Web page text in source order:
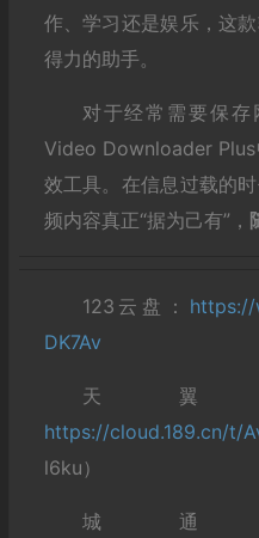
作、学习还是娱乐，这
得力的助手。
对于经常需要保
Video Downloader
效工具。在信息过载的
频内容真正“据为己有”，
123云盘：
DK7Av
天翼
https://cloud.189.cn/t/
l6ku）
城通